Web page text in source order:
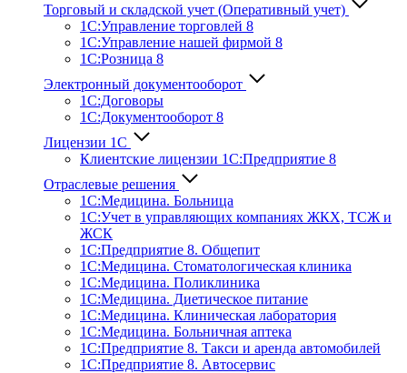
Торговый и складской учет (Оперативный учет)
1С:Управление торговлей 8
1С:Управление нашей фирмой 8
1С:Розница 8
Электронный документооборот
1С:Договоры
1С:Документооборот 8
Лицензии 1С
Клиентские лицензии 1С:Предприятие 8
Отраслевые решения
1С:Медицина. Больница
1C:Учет в управляющих компаниях ЖКХ, ТСЖ и
ЖСК
1С:Предприятие 8. Общепит
1С:Медицина. Стоматологическая клиника
1С:Медицина. Поликлиника
1С:Медицина. Диетическое питание
1С:Медицина. Клиническая лаборатория
1С:Медицина. Больничная аптека
1С:Предприятие 8. Такси и аренда автомобилей
1С:Предприятие 8. Автосервис